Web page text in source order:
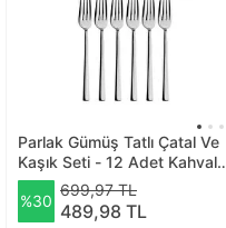
Parlak Gümüş Tatlı Çatal Ve
Kaşık Seti - 12 Adet Kahvaltı
Pasta Tatlı Çatal Kaşık Seti
Kutulu Set
%30
699,97 TL
489,98 TL